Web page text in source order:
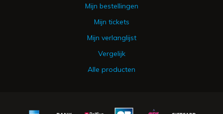
Mijn bestellingen
Mijn tickets
Mijn verlanglijst
Vergelijk
Alle producten